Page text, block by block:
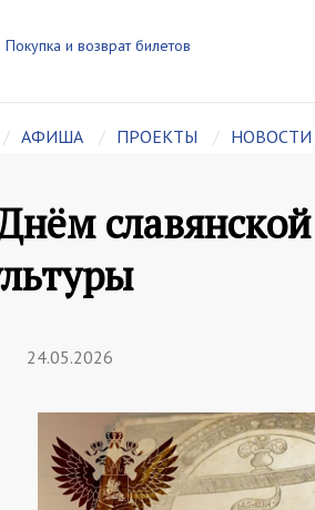
Покупка и возврат билетов
АФИША ПРОЕКТЫ НОВОСТИ
24.05.2026